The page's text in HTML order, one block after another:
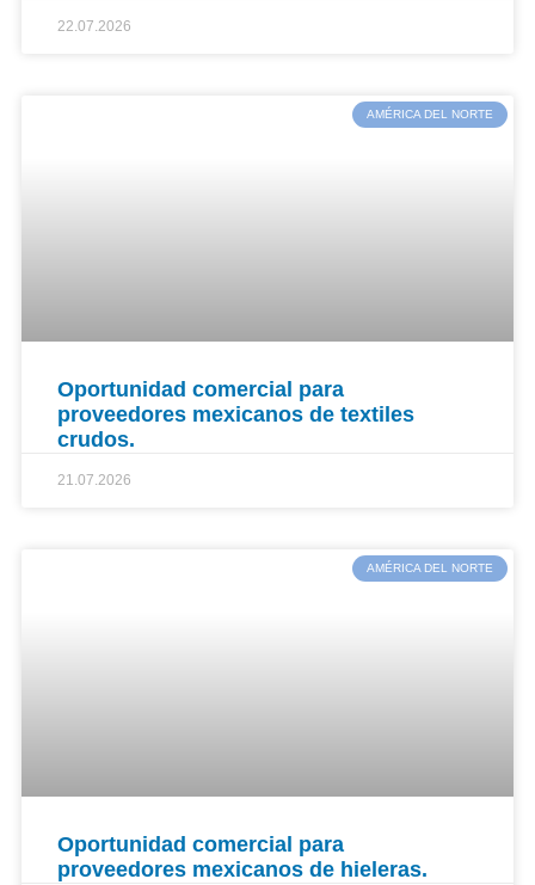
22.07.2026
AMÉRICA DEL NORTE
Oportunidad comercial para
proveedores mexicanos de textiles
crudos.
21.07.2026
AMÉRICA DEL NORTE
Oportunidad comercial para
proveedores mexicanos de hieleras.